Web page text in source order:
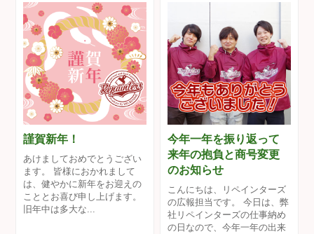
謹賀新年！
あけましておめでとうござい
ます。 皆様におかれまして
は、健やかに新年をお迎えの
こととお喜び申し上げます。
旧年中は多大な...
今年一年を振り返って
来年の抱負と商号変更
のお知らせ
こんにちは、リペインターズ
の広報担当です。 今日は、弊
社リペインターズの仕事納め
の日なので、今年一年の出来